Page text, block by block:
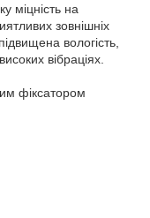
міцність на
зовнішніх
вологість,
вібраціях.
фіксатором